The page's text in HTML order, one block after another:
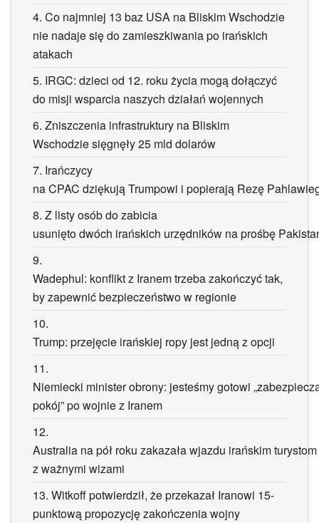
4. Co najmniej 13 baz USA na Bliskim Wschodzie
nie nadaje się do zamieszkiwania po irańskich
atakach
5. IRGC: dzieci od 12. roku życia mogą dołączyć
do misji wsparcia naszych działań wojennych
6. Zniszczenia infrastruktury na Bliskim
Wschodzie sięgnęły 25 mld dolarów
7. Irańczycy
na CPAC dziękują Trumpowi i popierają Rezę
8. Z listy osób do zabicia
usunięto dwóch irańskich urzędników na prośbę
9.
Wadephul: konflikt z Iranem trzeba zakończyć tak,
by zapewnić bezpieczeństwo w regionie
10.
Trump: przejęcie irańskiej ropy jest jedną z opcji
11.
Niemiecki minister obrony: jesteśmy gotowi
pokój” po wojnie z Iranem
12.
Australia na pół roku zakazała wjazdu irańskim turystom
z ważnymi wizami
13. Witkoff potwierdził, że przekazał Iranowi 15-
punktową propozycję zakończenia wojny